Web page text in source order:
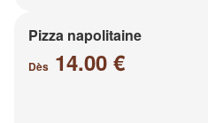
Pizza napolitaine
Dès 14.00 €